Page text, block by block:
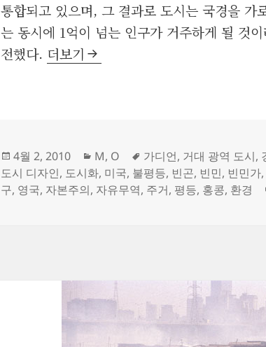
통합되고 있으며, 그 결과로 도시는 국경을 가
는 동시에 1억이 넘는 인구가 거주하게 될 것
전했다. 세계 최대의 도시들, ‘거대 광역 도시’
더보기
작
성
일
4월 2, 2010
카
테
고
M, O
태
그
가디언, 거대 광역 도시,
도시 디자인, 도시화, 미국, 불평등, 빈곤, 빈민, 빈민가,
구, 영국, 자본주의, 자유무역, 주거, 평등, 홍콩, 환경